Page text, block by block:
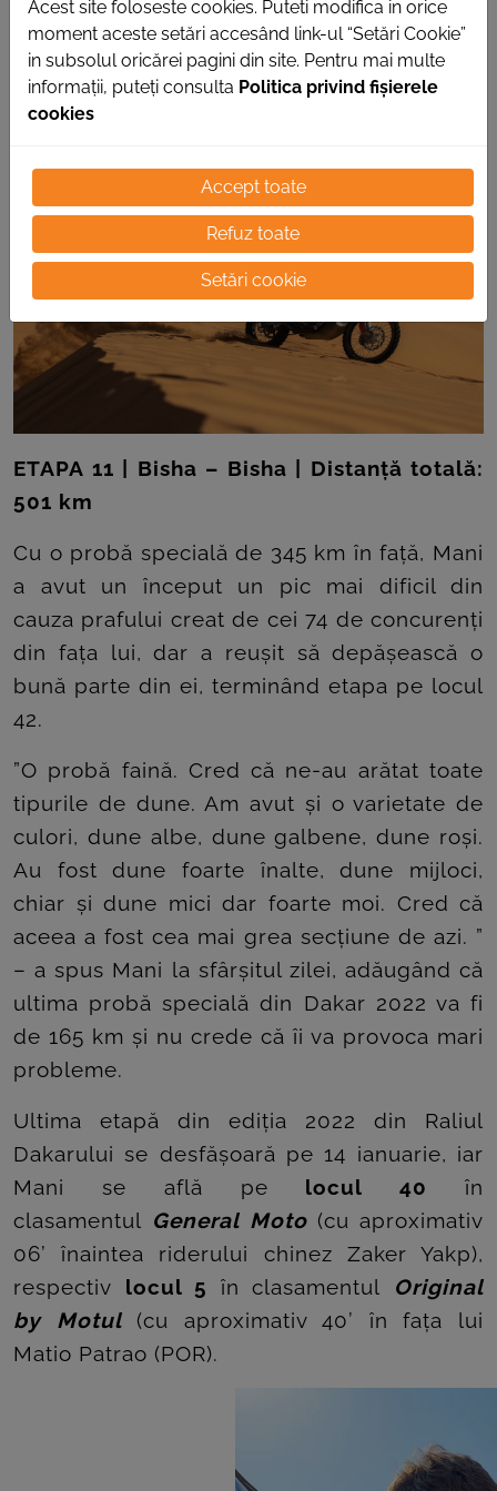
o poziție în clasamentulGeneral Moto
locul 40)și își menținelocul 5în
clasamentulOriginal by Motul.
ETAPA 11 | Bisha – Bisha | Distanță totală:
501 km
Cu o probă specială de 345 km în față, Mani
a avut un început un pic mai dificil din
cauza prafului creat de cei 74 de concurenți
din fața lui, dar a reușit să depășească o
bună parte din ei, terminând etapa pe locul
42.
”O probă faină. Cred că ne-au arătat toate
tipurile de dune. Am avut și o varietate de
culori, dune albe, dune galbene, dune roși.
Au fost dune foarte înalte, dune mijloci,
chiar și dune mici dar foarte moi. Cred că
aceea a fost cea mai grea secțiune de azi. ”
– a spus Mani la sfârșitul zilei, adăugând că
ultima probă specială din Dakar 2022 va fi
de 165 km și nu crede că îi va provoca mari
probleme.
Ultima etapă din ediția 2022 din Raliul
Dakarului se desfășoară pe 14 ianuarie, iar
Mani se află pe locul 40 în
clasamentul General Moto(cu aproximativ
06’ înaintea riderului chinez Zaker Yakp),
respectiv locul 5 în clasamentul Original
by Motul(cu aproximativ 40’ în fața lui
Matio Patrao (POR).
Acest site foloseste cookies. Puteti modifica in orice
moment aceste setări accesând link-ul “Setări Cookie”
in subsolul oricărei pagini din site. Pentru mai multe
informații, puteți consulta Politica privind fișierele
cookies
Accept toate
Refuz toate
Setări cookie